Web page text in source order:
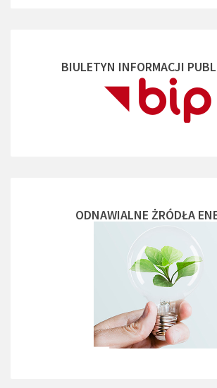
BIULETYN INFORMACJI
ODNAWIALNE ŻRÓDŁA